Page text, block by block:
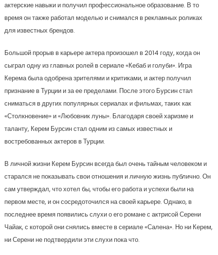
актерские навыки и получил профессиональное образование. В то
время он также работал моделью и снимался в рекламных роликах
для известных брендов.
Большой прорыв в карьере актера произошел в 2014 году, когда он
сыграл одну из главных ролей в сериале «Кебаб и голуби». Игра
Керема была одобрена зрителями и критиками, и актер получил
признание в Турции и за ее пределами. После этого Бурсин стал
сниматься в других популярных сериалах и фильмах, таких как
«Столкновение» и «Любовник луны». Благодаря своей харизме и
таланту, Керем Бурсин стал одним из самых известных и
востребованных актеров в Турции.
В личной жизни Керем Бурсин всегда был очень тайным человеком и
старался не показывать свои отношения и личную жизнь публично. Он
сам утверждал, что хотел бы, чтобы его работа и успехи были на
первом месте, и он сосредоточился на своей карьере. Однако, в
последнее время появились слухи о его романе с актрисой Серени
Чайак, с которой они снялись вместе в сериале «Салена». Но ни Керем,
ни Серени не подтвердили эти слухи пока что.